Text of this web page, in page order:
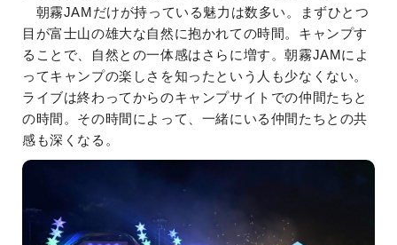
朝霧JAMだけが持っている魅力は数多い。まずひとつ
目が富士山の雄大な自然に抱かれての時間。キャンプす
ることで、自然との一体感はさらに増す。朝霧JAMによ
ってキャンプの楽しさを知ったという人も少なくない。
ライブは終わってからのキャンプサイトでの仲間たちと
の時間。その時間によって、一緒にいる仲間たちとの共
感も深くなる。